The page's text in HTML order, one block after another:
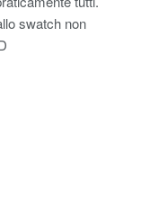
swatch non